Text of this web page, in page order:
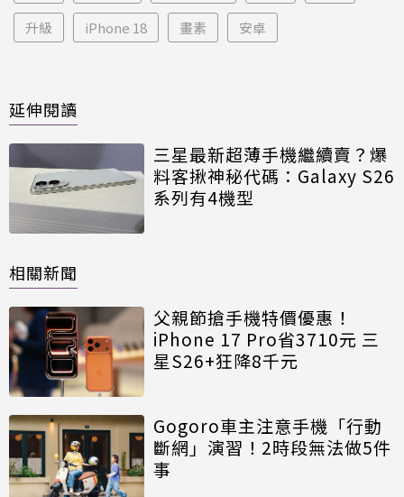
升級 iPhone 18 畫素 安卓
延伸閱讀
三星最新超薄手機繼續賣？爆
料客揪神秘代碼：Galaxy S26
系列有4機型
相關新聞
父親節搶手機特價優惠！
iPhone 17 Pro省3710元 三
星S26+狂降8千元
Gogoro車主注意手機「行動
斷網」演習！2時段無法做5件
事